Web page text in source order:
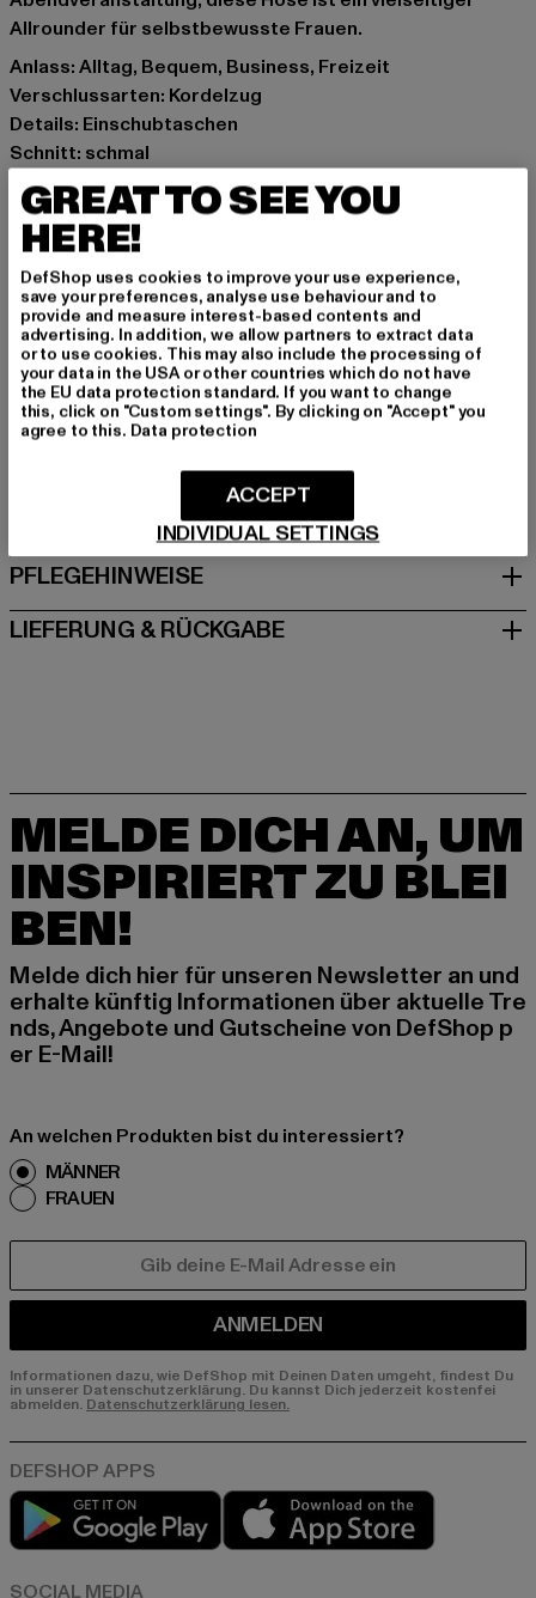
Allrounder für selbstbewusste Frauen.
Anlass: Alltag, Bequem, Business, Freizeit
Verschlussarten: Kordelzug
Details: Einschubtaschen
Schnitt: schmal
Marke: VILA
Kat.: Trousers - Chinos
Farbe: braun
Hersteller Farbe: brown
Materialzusammensetzung: 100% Polyester
Art.Nr: 14076738-00075
Hersteller: Bestseller Textilhandels GmbH |
hamburg@bestseller.com
Modering 1,Haus A | 22457 Hamburg | DE
GRÖSSE & PASSFORM
PFLEGEHINWEISE
LIEFERUNG & RÜCKGABE
MELDE DICH AN, UM
INSPIRIERT ZU BLEI
BEN!
Melde dich hier für unseren Newsletter an und
erhalte künftig Informationen über aktuelle Tre
nds, Angebote und Gutscheine von DefShop p
er E-Mail!
An welchen Produkten bist du interessiert?
MÄNNER
FRAUEN
ANMELDEN
Informationen dazu, wie DefShop mit Deinen Daten umgeht, findest Du
in unserer Datenschutzerklärung. Du kannst Dich jederzeit kostenfei
abmelden. Datenschutzerklärung lesen.
Play market
GREAT TO SEE YOU
HERE!
DefShop uses cookies to improve your use experience,
save your preferences, analyse use behaviour and to
provide and measure interest-based contents and
advertising. In addition, we allow partners to extract data
or to use cookies. This may also include the processing of
your data in the USA or other countries which do not have
the EU data protection standard. If you want to change
this, click on "Custom settings". By clicking on "Accept" you
agree to this. Data protection
INDIVIDUAL SETTINGS
ACCEPT